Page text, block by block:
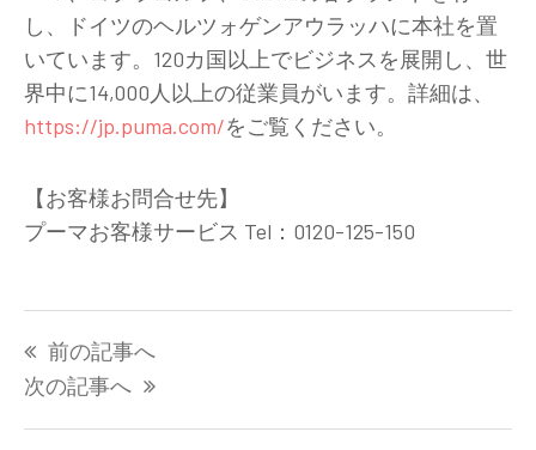
し、ドイツのヘルツォゲンアウラッハに本社を置
いています。120カ国以上でビジネスを展開し、世
界中に14,000人以上の従業員がいます。詳細は、
https://jp.puma.com/をご覧ください。
【お客様お問合せ先】
プーマお客様サービス Tel：0120-125-150
稿
ナ
前の記事へ
次の記事へ